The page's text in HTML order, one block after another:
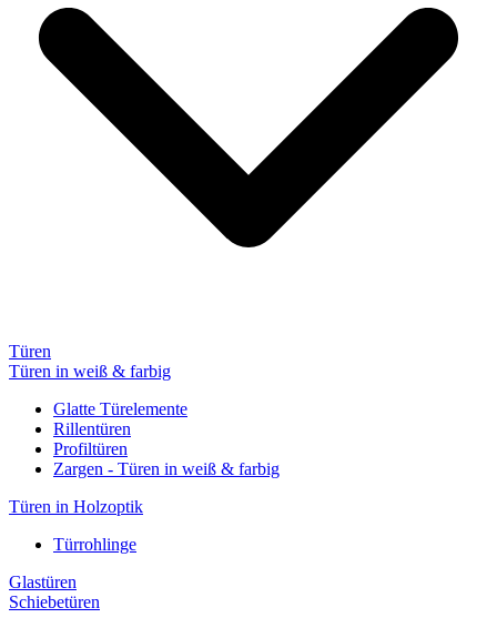
Türen
Türen in weiß & farbig
Glatte Türelemente
Rillentüren
Profiltüren
Zargen - Türen in weiß & farbig
Türen in Holzoptik
Türrohlinge
Glastüren
Schiebetüren